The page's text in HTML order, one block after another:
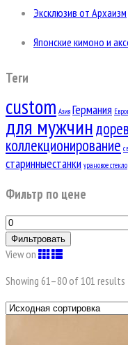
Эксклюзив от Архаизм
Японские кимоно и
Теги
custom Азия Германия
для мужчин
коллекционирование
старинныестанки урановое стекло
Фильтр по цене
Фильтровать
View on
Showing 61–80 of 101 results